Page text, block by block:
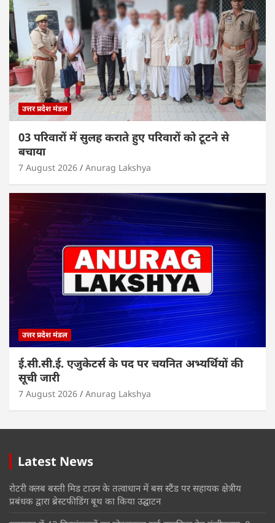
उत्तर प्रदेश मंडल
03 परिवारों में सुलह कराते हुए परिवारों को टूटने से
बचाया
7 August 2026 Anurag Lakshya
उत्तर प्रदेश मंडल
ई.सी.सी.ई. एजुकेटर्स के पद पर चयनित अभ्यर्थियों की
सूची जारी
7 August 2026 Anurag Lakshya
Latest News
रोटरी क्लब बस्ती मिड टाउन के तत्वाधान में बस स्टैंड पर सहायक क्षेत्रीय
प्रबंधक द्वारा ब्रेस्टफीडिंग बूथ का किया उद्घाटन